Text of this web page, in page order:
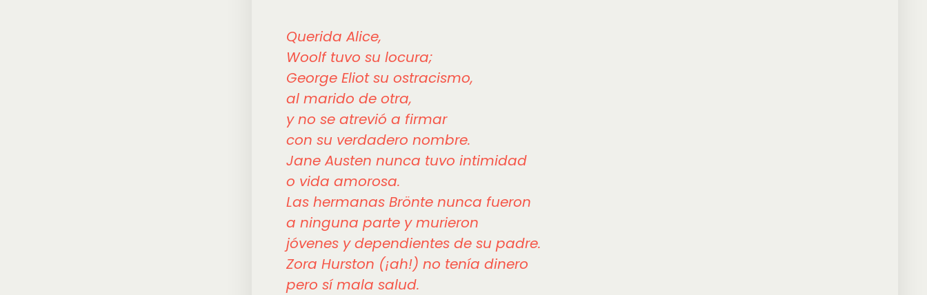
Querida Alice,
Woolf tuvo su locura;
George Eliot su ostracismo,
al marido de otra,
y no se atrevió a firmar
con su verdadero nombre.
Jane Austen nunca tuvo intimidad
o vida amorosa.
Las hermanas Brönte nunca fueron
a ninguna parte y murieron
jóvenes y dependientes de su padre.
Zora Hurston (¡ah!) no tenía dinero
pero sí mala salud.